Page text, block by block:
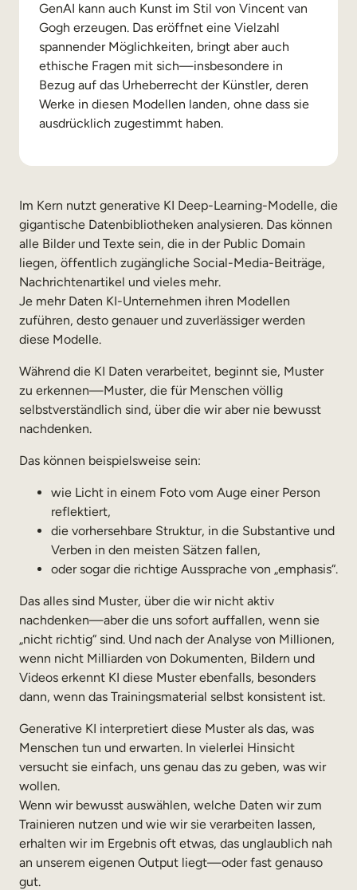
GenAI kann auch Kunst im Stil von Vincent van
Gogh erzeugen. Das eröffnet eine Vielzahl
spannender Möglichkeiten, bringt aber auch
ethische Fragen mit sich—insbesondere in
Bezug auf das Urheberrecht der Künstler, deren
Werke in diesen Modellen landen, ohne dass sie
ausdrücklich zugestimmt haben.
Im Kern nutzt generative KI Deep-Learning-Modelle, die
gigantische Datenbibliotheken analysieren. Das können
alle Bilder und Texte sein, die in der Public Domain
liegen, öffentlich zugängliche Social-Media-Beiträge,
Nachrichtenartikel und vieles mehr.
Je mehr Daten KI-Unternehmen ihren Modellen
zuführen, desto genauer und zuverlässiger werden
diese Modelle.
Während die KI Daten verarbeitet, beginnt sie, Muster
zu erkennen—Muster, die für Menschen völlig
selbstverständlich sind, über die wir aber nie bewusst
nachdenken.
Das können beispielsweise sein:
wie Licht in einem Foto vom Auge einer Person
reflektiert,
die vorhersehbare Struktur, in die Substantive und
Verben in den meisten Sätzen fallen,
oder sogar die richtige Aussprache von „emphasis“.
Das alles sind Muster, über die wir nicht aktiv
nachdenken—aber die uns sofort auffallen, wenn sie
„nicht richtig“ sind. Und nach der Analyse von Millionen,
wenn nicht Milliarden von Dokumenten, Bildern und
Videos erkennt KI diese Muster ebenfalls, besonders
dann, wenn das Trainingsmaterial selbst konsistent ist.
Generative KI interpretiert diese Muster als das, was
Menschen tun und erwarten. In vielerlei Hinsicht
versucht sie einfach, uns genau das zu geben, was wir
wollen.
Wenn wir bewusst auswählen, welche Daten wir zum
Trainieren nutzen und wie wir sie verarbeiten lassen,
erhalten wir im Ergebnis oft etwas, das unglaublich nah
an unserem eigenen Output liegt—oder fast genauso
gut.